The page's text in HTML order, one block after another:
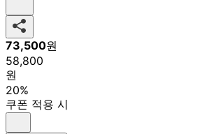
73,500원
58,800
원
20%
쿠폰 적용 시